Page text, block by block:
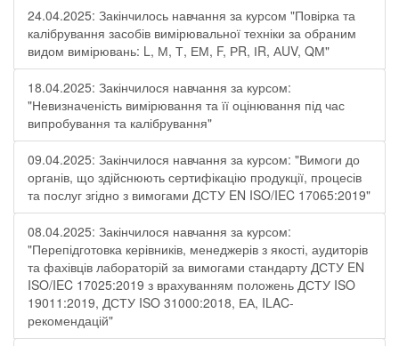
24.04.2025: Закінчилось навчання за курсом "Повірка та
калібрування засобів вимірювальної техніки за обраним
видом вимірювань: L, М, Т, ЕМ, F, РR, ІR, АUV, QМ"
18.04.2025: Закінчилося навчання за курсом:
"Невизначеність вимірювання та її оцінювання під час
випробування та калібрування"
09.04.2025: Закінчилося навчання за курсом: "Вимоги до
органів, що здійснюють сертифікацію продукції, процесів
та послуг згідно з вимогами ДСТУ EN ISO/IEC 17065:2019"
08.04.2025: Закінчилося навчання за курсом:
"Перепідготовка керівників, менеджерів з якості, аудиторів
та фахівців лабораторій за вимогами стандарту ДСТУ EN
ISO/IEC 17025:2019 з врахуванням положень ДСТУ ISO
19011:2019, ДСТУ ISO 31000:2018, ЕА, ILAC-
рекомендацій"